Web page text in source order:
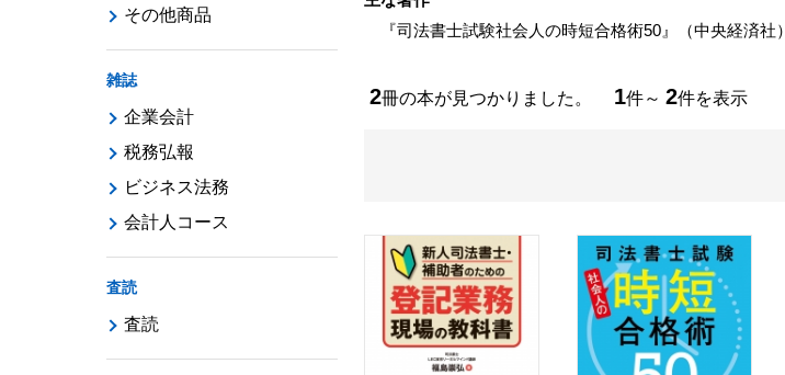
『司法書士試験社会人の時短合格術50』（中央経済社）
2冊の本が見つかりました。 1件～ 2件を表示
その他商品
雑誌
企業会計
税務弘報
ビジネス法務
会計人コース
査読
査読